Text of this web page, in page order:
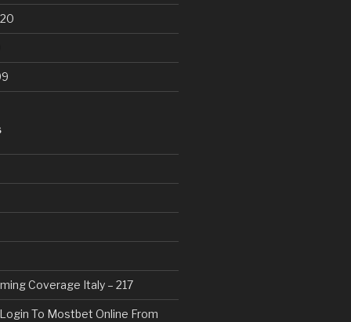
Coverage Italy – 217
To Mostbet Online From